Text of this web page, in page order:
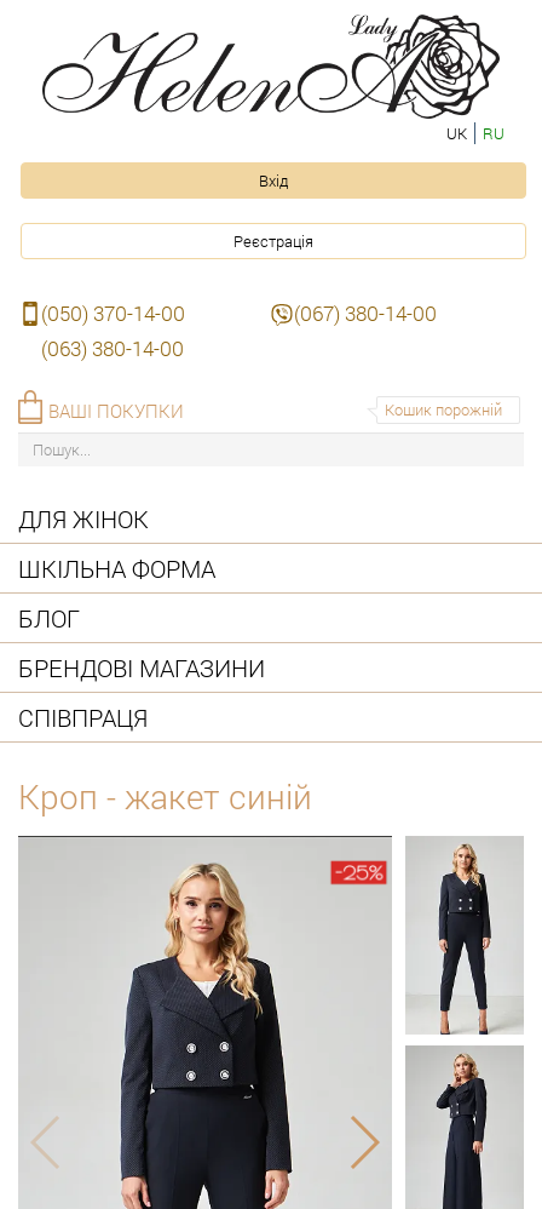
UK RU
Вхід
Реєстрація
(050) 370-14-00
(067) 380-14-00
(063) 380-14-00
Кошик порожній
ВАШІ ПОКУПКИ
ДЛЯ ЖІНОК
ШКІЛЬНА ФОРМА
БЛОГ
БРЕНДОВІ МАГАЗИНИ
СПІВПРАЦЯ
Кроп - жакет синій